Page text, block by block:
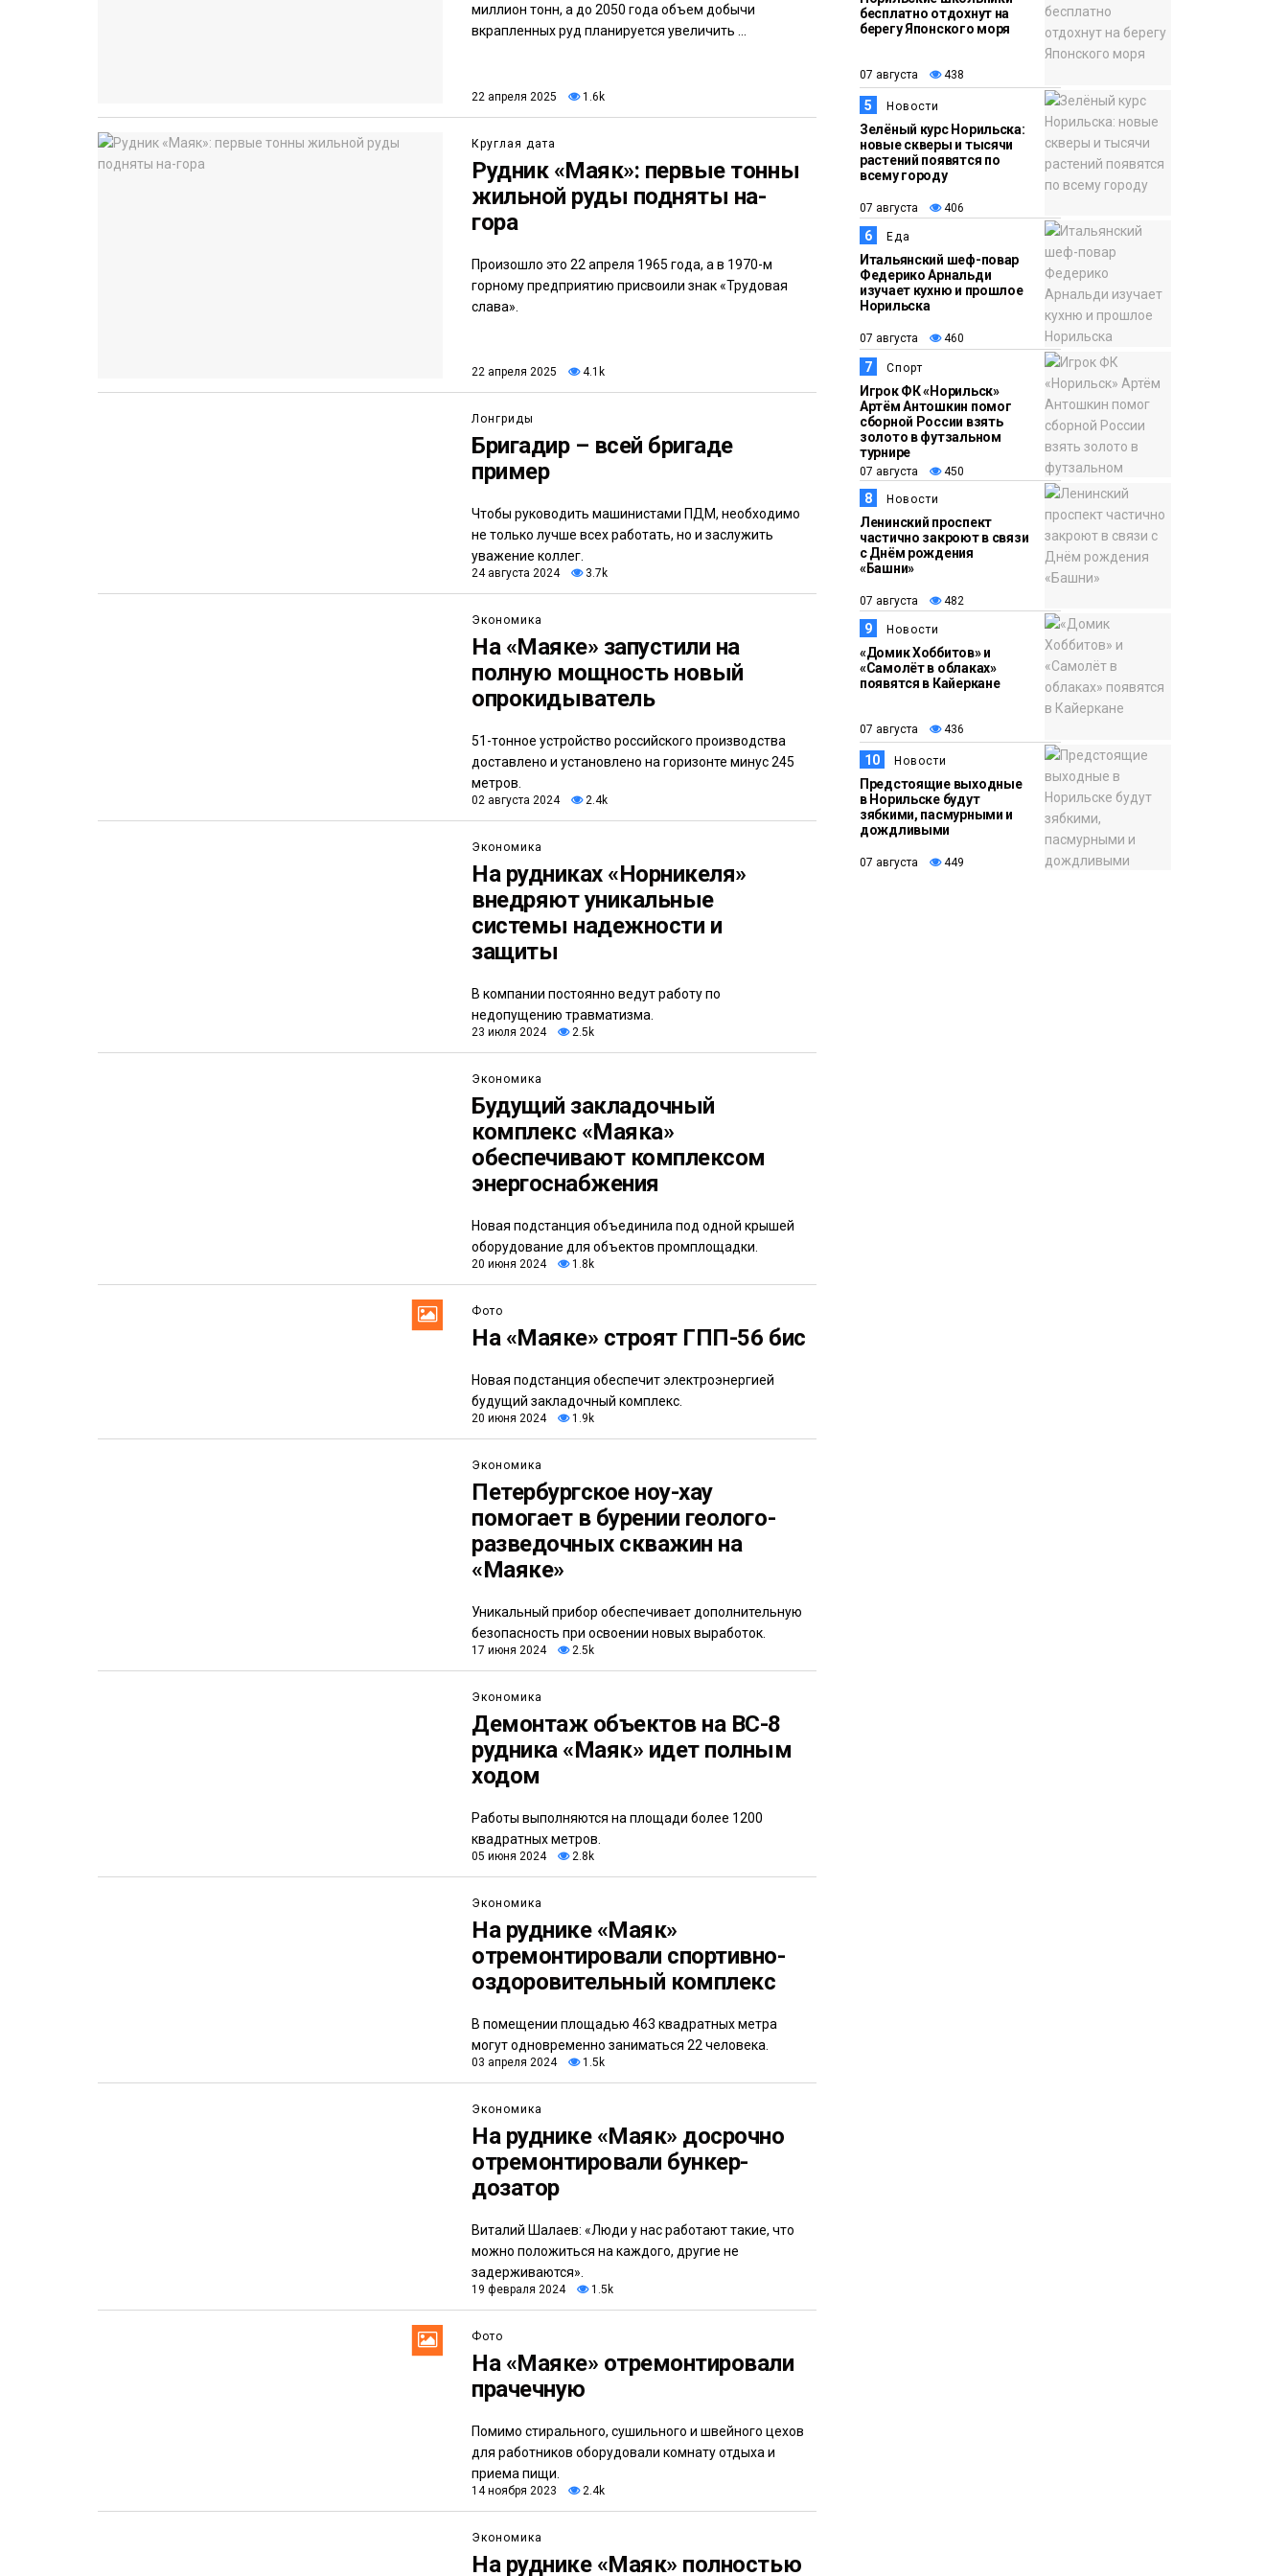
миллион тонн, а до 2050 года объем добычи
вкрапленных руд планируется увеличить ...
22 апреля 2025 1.6k
Круглая дата
Рудник «Маяк»: первые тонны
жильной руды подняты на-
гора
Произошло это 22 апреля 1965 года, а в 1970-м
горному предприятию присвоили знак «Трудовая
слава».
22 апреля 2025 4.1k
Лонгриды
Бригадир – всей бригаде
пример
Чтобы руководить машинистами ПДМ, необходимо
не только лучше всех работать, но и заслужить
уважение коллег.
24 августа 2024 3.7k
Экономика
На «Маяке» запустили на
полную мощность новый
опрокидыватель
51-тонное устройство российского производства
доставлено и установлено на горизонте минус 245
метров.
02 августа 2024 2.4k
Экономика
На рудниках «Норникеля»
внедряют уникальные
системы надежности и
защиты
В компании постоянно ведут работу по
недопущению травматизма.
23 июля 2024 2.5k
Экономика
Будущий закладочный
комплекс «Маяка»
обеспечивают комплексом
энергоснабжения
Новая подстанция объединила под одной крышей
оборудование для объектов промплощадки.
20 июня 2024 1.8k
Фото
На «Маяке» строят ГПП-56 бис
Новая подстанция обеспечит электроэнергией
будущий закладочный комплекс.
20 июня 2024 1.9k
Экономика
Петербургское ноу-хау
помогает в бурении геолого-
разведочных скважин на
«Маяке»
Уникальный прибор обеспечивает дополнительную
безопасность при освоении новых выработок.
17 июня 2024 2.5k
Экономика
Демонтаж объектов на ВС-8
рудника «Маяк» идет полным
ходом
Работы выполняются на площади более 1200
квадратных метров.
05 июня 2024 2.8k
Экономика
На руднике «Маяк»
отремонтировали спортивно-
оздоровительный комплекс
В помещении площадью 463 квадратных метра
могут одновременно заниматься 22 человека.
03 апреля 2024 1.5k
Экономика
На руднике «Маяк» досрочно
отремонтировали бункер-
дозатор
Виталий Шалаев: «Люди у нас работают такие, что
можно положиться на каждого, другие не
задерживаются».
19 февраля 2024 1.5k
Фото
На «Маяке» отремонтировали
прачечную
Помимо стирального, сушильного и швейного цехов
для работников оборудовали комнату отдыха и
приема пищи.
14 ноября 2023 2.4k
Экономика
На руднике «Маяк» полностью
бесплатно отдохнут на
берегу Японского моря
07 августа 438
5 Новости
Зелёный курс Норильска:
новые скверы и тысячи
растений появятся по
всему городу
07 августа 406
6 Еда
Итальянский шеф-повар
Федерико Арнальди
изучает кухню и прошлое
Норильска
07 августа 460
7 Спорт
Игрок ФК «Норильск»
Артём Антошкин помог
сборной России взять
золото в футзальном
турнире
07 августа 450
8 Новости
Ленинский проспект
частично закроют в связи
с Днём рождения
«Башни»
07 августа 482
9 Новости
«Домик Хоббитов» и
«Самолёт в облаках»
появятся в Кайеркане
07 августа 436
10 Новости
Предстоящие выходные
в Норильске будут
зябкими, пасмурными и
дождливыми
07 августа 449